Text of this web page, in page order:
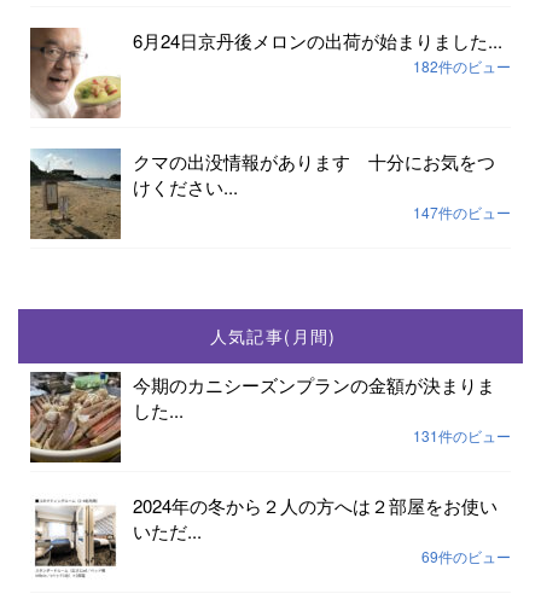
6月24日京丹後メロンの出荷が始まりました...
182件のビュー
クマの出没情報があります 十分にお気をつ
けください...
147件のビュー
人気記事(月間)
今期のカニシーズンプランの金額が決まりま
した...
131件のビュー
2024年の冬から２人の方へは２部屋をお使い
いただ...
69件のビュー